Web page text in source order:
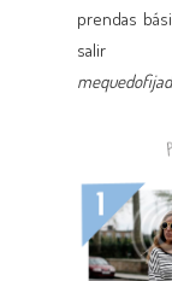
prendas
salir